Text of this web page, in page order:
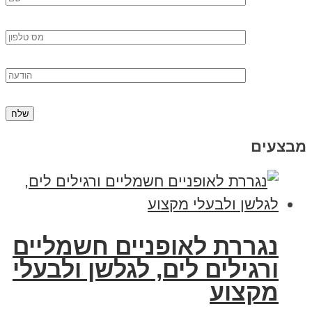
מבצעים
נגררת לאופניים חשמליים
ורגילים לים, לגלשן ולבעלי
מקצוע